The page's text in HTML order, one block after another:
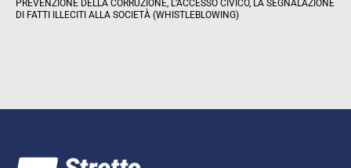
PREVENZIONE DELLA CORRUZIONE, L’ACCESSO CIVICO, LA SEGNALAZIONE
DI FATTI ILLECITI ALLA SOCIETÀ (WHISTLEBLOWING)